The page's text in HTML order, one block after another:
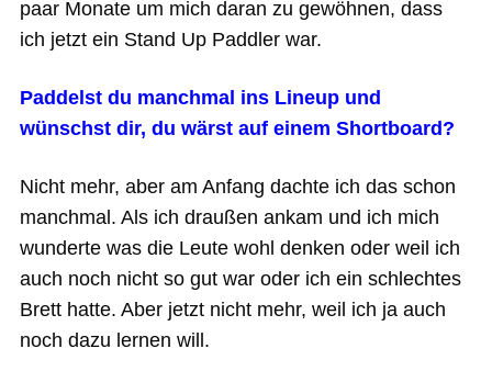
paar Monate um mich daran zu gewöhnen, dass
ich jetzt ein Stand Up Paddler war.
Paddelst du manchmal ins Lineup und
wünschst dir, du wärst auf einem Shortboard?
Nicht mehr, aber am Anfang dachte ich das schon
manchmal. Als ich draußen ankam und ich mich
wunderte was die Leute wohl denken oder weil ich
auch noch nicht so gut war oder ich ein schlechtes
Brett hatte. Aber jetzt nicht mehr, weil ich ja auch
noch dazu lernen will.